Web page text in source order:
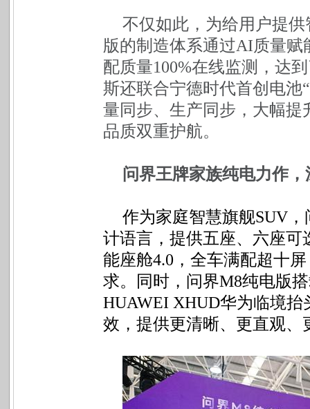
不仅如此，为给用户提
版的制造体系通过AI质量
配质量100%在线监测，达
斯还联合宁德时代首创电池
量同步、生产同步，大幅
品质双重护航。
问界王牌家族纯电力作
作为家庭智慧旗舰SUV
计语言，提供五座、六座可
能座舱4.0， 全车满配超十屏
求。同时，问界M8纯电版
HUAWEI XHUD华为临境
效，提供更清晰、更直观、